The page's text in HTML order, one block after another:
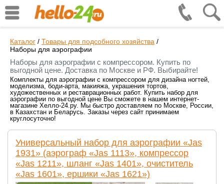
Каталог / Товары для подсобного хозяйства /
Наборы для аэрографии
Наборы для аэрографии с компрессором. Купить по
выгодной цене. Доставка по Москве и РФ. Выбирайте!
Комплекты для аэрографии с компрессором для дизайна ногтей,
моделизма, боди-арта, макияжа, украшения тортов,
художественных и реставрационных работ. Купить набор для
аэрографии по выгодной цене Вы сможете в нашем интернет-
магазине Хелло-24.ру. Мы быстро доставляем по Москве, России,
в Казахстан и Беларусь. Заказы через сайт принимаем
круглосуточно!
Универсальный набор для аэрографии «Jas
1931» (аэрограф «Jas 1113», компрессор
«Jas 1211», шланг «Jas 1401», очиститель
«Jas 1601», ершики «Jas 1621»)